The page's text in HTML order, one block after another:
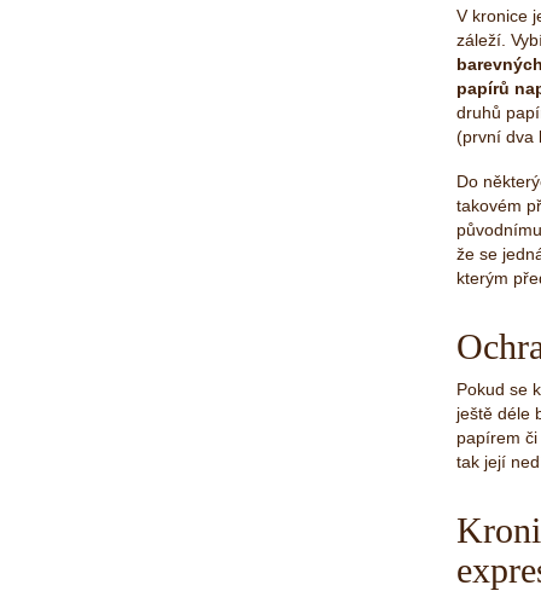
V kronice
záleží.
papírů
druhů
(první dva
Do
takovém
že se
kterým
Pokud se
ještě déle
papírem
tak její